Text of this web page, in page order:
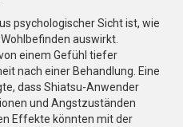
psychologischer Sicht ist, wie
auswirkt.
einem Gefühl tiefer
nach einer Behandlung. Eine
dass Shiatsu-Anwender
und Angstzuständen
Effekte könnten mit der